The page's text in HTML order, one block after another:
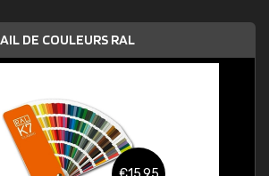
DE COULEURS RAL